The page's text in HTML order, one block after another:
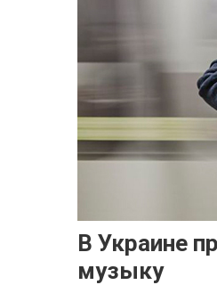
В Украине
музыку